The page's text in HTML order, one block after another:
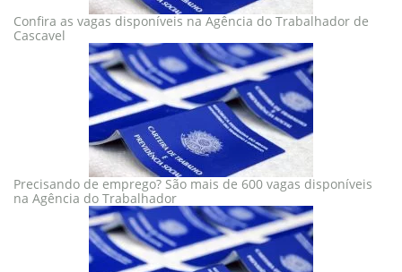
Confira as vagas disponíveis na Agência do Trabalhador de
Cascavel
Precisando de emprego? São mais de 600 vagas disponíveis
na Agência do Trabalhador